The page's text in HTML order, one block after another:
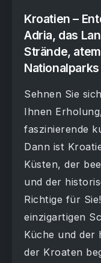
Kroatien –
Adria, das
Strände,
Sehnen Sie
Ihnen
faszinierende
Dann ist
Küsten, der
und der
Richtige für
einzigartigen
Küche und der
der Kroaten